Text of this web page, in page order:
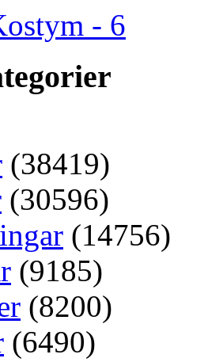
- 6
(38419)
(30596)
(14756)
(9185)
(8200)
(6490)